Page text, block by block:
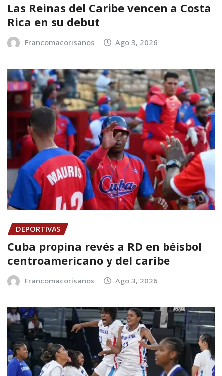
Las Reinas del Caribe vencen a Costa
Rica en su debut
Francomacorisanos Ago 3, 2026
DEPORTIVAS
Cuba propina revés a RD en béisbol
centroamericano y del caribe
Francomacorisanos Ago 3, 2026